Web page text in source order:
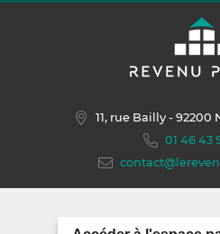
11, rue Bailly- 92200
01 46 43